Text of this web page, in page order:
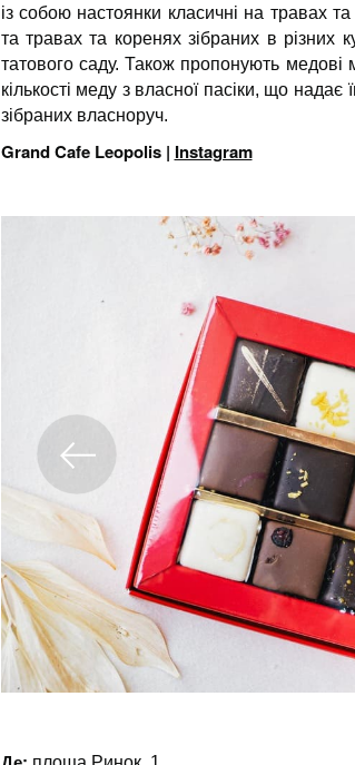
із собою настоянки класичні на травах
та травах та коренях зібраних в різних
татового саду. Також пропонують медові
кількості меду з власної пасіки, що
зібраних власноруч.
Grand Cafe Leopolis | Instagram